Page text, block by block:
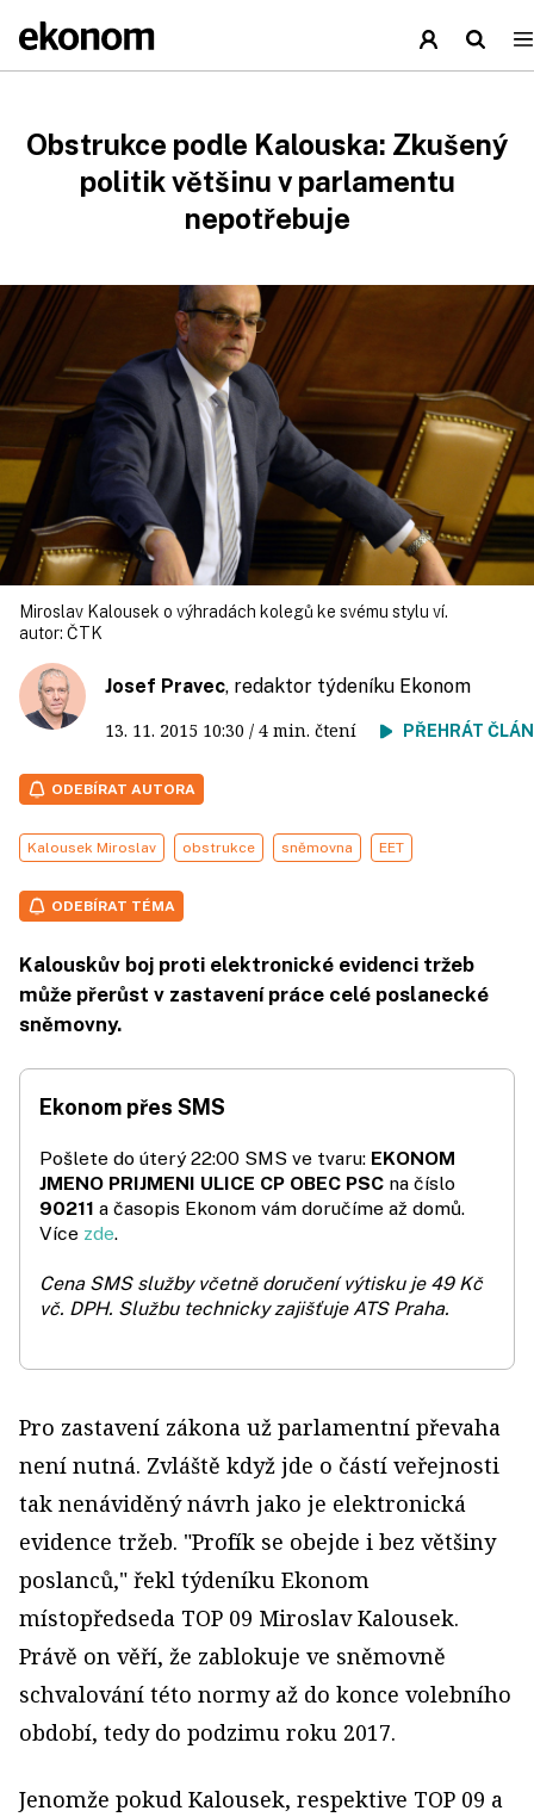
Obstrukce podle Kalouska: Zkušený
politik většinu v parlamentu
nepotřebuje
Miroslav Kalousek o výhradách kolegů ke svému stylu ví.
autor: ČTK
Josef Pravec, redaktor týdeníku Ekonom
13. 11. 2015 10:30 / 4 min. čtení PŘEHRÁT
ODEBÍRAT AUTORA
Kalousek Miroslav obstrukce sněmovna EET
ODEBÍRAT TÉMA
Kalouskův boj proti elektronické evidenci tržeb
může přerůst v zastavení práce celé poslanecké
sněmovny.
Ekonom přes SMS
Pošlete do úterý 22:00 SMS ve tvaru: EKONOM
JMENO PRIJMENI ULICE CP OBEC PSC na číslo
90211 a časopis Ekonom vám doručíme až domů.
Více zde.
Cena SMS služby včetně doručení výtisku je 49 Kč
vč. DPH. Službu technicky zajišťuje ATS Praha.
Pro zastavení zákona už parlamentní převaha
není nutná. Zvláště když jde o částí veřejnosti
tak nenáviděný návrh jako je elektronická
evidence tržeb. "Profík se obejde i bez většiny
poslanců," řekl týdeníku Ekonom
místopředseda TOP 09 Miroslav Kalousek.
Právě on věří, že zablokuje ve sněmovně
schvalování této normy až do konce volebního
období, tedy do podzimu roku 2017.
Jenomže pokud Kalousek, respektive TOP 09 a